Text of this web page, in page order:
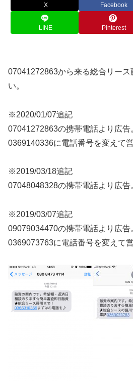
X Facebook
LINE Pinterest
07041272863から来る総合リース
い。
※2020/01/07追記
07041272863の携帯電話より広告
0369140336に電話番号を変えて
※2019/03/18追記
07048048328の携帯電話より広告
※2019/03/07追記
09079034470の携帯電話より広告
0369073763に電話番号を変えて